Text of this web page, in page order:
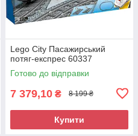
Lego City Пасажирський
потяг-експрес 60337
Готово до відправки
7 379,10 ₴ 8 199 ₴
Купити